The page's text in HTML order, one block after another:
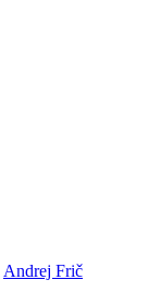
Andrej Frič